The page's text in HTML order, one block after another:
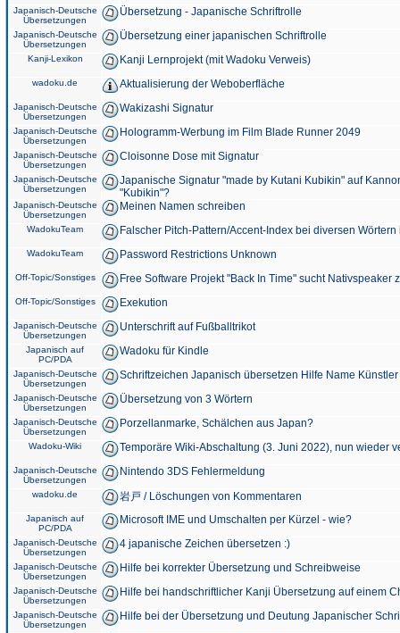
Japanisch-Deutsche
Übersetzungen
Übersetzung - Japanische Schriftrolle
Japanisch-Deutsche
Übersetzungen
Übersetzung einer japanischen Schriftrolle
Kanji-Lexikon Kanji Lernprojekt (mit Wadoku Verweis)
wadoku.de Aktualisierung der Weboberfläche
Japanisch-Deutsche
Übersetzungen
Wakizashi Signatur
Japanisch-Deutsche
Übersetzungen
Hologramm-Werbung im Film Blade Runner 2049
Japanisch-Deutsche
Übersetzungen
Cloisonne Dose mit Signatur
Japanisch-Deutsche
Übersetzungen
Japanische Signatur "made by Kutani Kubikin" auf
"Kubikin"?
Japanisch-Deutsche
Übersetzungen
Meinen Namen schreiben
WadokuTeam Falscher Pitch-Pattern/Accent-Index bei diversen
WadokuTeam Password Restrictions Unknown
Off-Topic/Sonstiges Free Software Projekt "Back In Time" sucht Nativspeaker
Off-Topic/Sonstiges Exekution
Japanisch-Deutsche
Übersetzungen
Unterschrift auf Fußballtrikot
Japanisch auf
PC/PDA
Wadoku für Kindle
Japanisch-Deutsche
Übersetzungen
Schriftzeichen Japanisch übersetzen Hilfe Name
Japanisch-Deutsche
Übersetzungen
Übersetzung von 3 Wörtern
Japanisch-Deutsche
Übersetzungen
Porzellanmarke, Schälchen aus Japan?
Wadoku-Wiki Temporäre Wiki-Abschaltung (3. Juni 2022), nun wieder
Japanisch-Deutsche
Übersetzungen
Nintendo 3DS Fehlermeldung
wadoku.de 岩戸 / Löschungen von Kommentaren
Japanisch auf
PC/PDA
Microsoft IME und Umschalten per Kürzel - wie?
Japanisch-Deutsche
Übersetzungen
4 japanische Zeichen übersetzen :)
Japanisch-Deutsche
Übersetzungen
Hilfe bei korrekter Übersetzung und Schreibweise
Japanisch-Deutsche
Übersetzungen
Hilfe bei handschriftlicher Kanji Übersetzung auf einem
Japanisch-Deutsche
Übersetzungen
Hilfe bei der Übersetzung und Deutung Japanischer